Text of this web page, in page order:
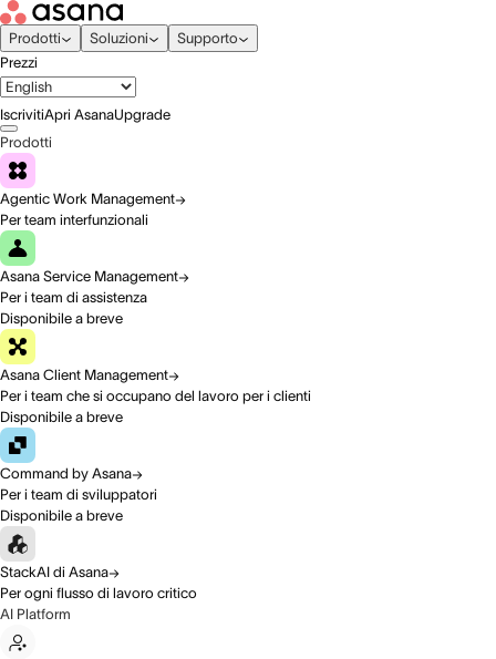
Prodotti Soluzioni
Supporto
Prezzi
IscrivitiApri AsanaUpgrade
Prodotti
Agentic Work Management
Per team interfunzionali
Asana Service Management
Per i team di assistenza
Disponibile a breve
Asana Client Management
Per i team che si occupano del lavoro per i clienti
Disponibile a breve
Command by Asana
Per i team di sviluppatori
Disponibile a breve
StackAI di Asana
Per ogni flusso di lavoro critico
AI Platform